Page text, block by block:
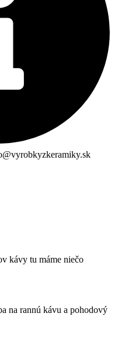
kávy tu máme niečo
na rannú kávu a pohodový